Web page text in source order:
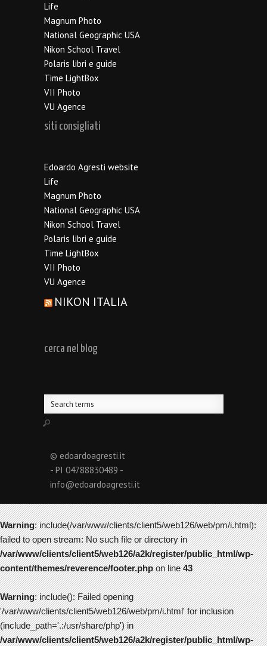
Life
Magnum Photo
National Geographic USA
Nikon School Travel
Polaris libri e guide
Time LightBox
VII Photo
VU Agence
siti consigliati
Edoardo Agresti website
Life
Magnum Photo
National Geographic USA
Nikon School Travel
Polaris libri e guide
Time LightBox
VII Photo
VU Agence
NIKON ITALIA
cerca nel blog
© edoardoagresti.it
- PI 04788830489 -
info@edoardoagresti.it
Warning: include(/var/www/clients/client5/web126/web/pm/i.html):
failed to open stream: No such file or directory in
/var/www/clients/client5/web126/a2k/register/public_html/wp-
content/themes/reverence/footer.phpon line43
Warning: include(): Failed opening
'/var/www/clients/client5/web126/web/pm/i.html' for inclusion
(include_path='.:/usr/share/php') in
/var/www/clients/client5/web126/a2k/register/public_html/wp-